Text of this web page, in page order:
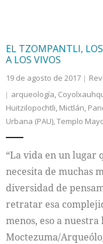
Colaboradores
Internacional
Cultura
EL TZOMPANTLI,
A LOS VIVOS
19 de agosto de 2017
arqueología,
Huitzilopochtli, Mictlán,
Urbana (PAU),Templo
“La vida en un lugar
necesita de muchas
diversidad de
retratar esa
menos, eso a
Moctezuma/